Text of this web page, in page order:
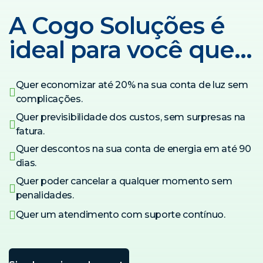
A Cogo Soluções é
ideal para você que…
Quer economizar até 20% na sua conta de luz sem
complicações.
Quer previsibilidade dos custos, sem surpresas na
fatura.
Quer descontos na sua conta de energia em até 90
dias.
Quer poder cancelar a qualquer momento sem
penalidades.
Quer um atendimento com suporte contínuo.